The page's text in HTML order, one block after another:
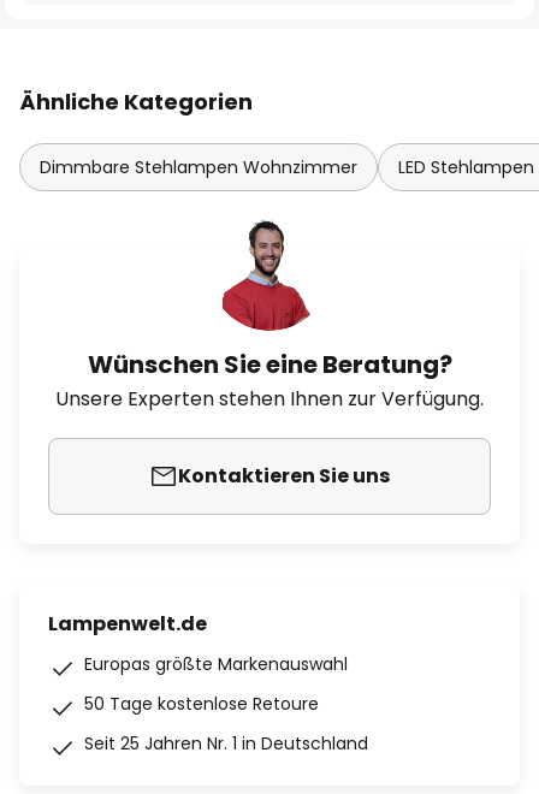
Ähnliche Kategorien
Dimmbare Stehlampen Wohnzimmer LED
Wünschen Sie eine Beratung?
Unsere Experten stehen Ihnen zur Verfügung.
Kontaktieren Sie uns
Lampenwelt.de
Europas größte Markenauswahl
50 Tage kostenlose Retoure
Seit 25 Jahren Nr. 1 in Deutschland